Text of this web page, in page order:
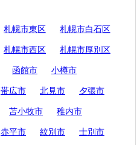
札幌市東区 札幌市白石区
札幌市西区 札幌市厚別区
函館市 小樽市
帯広市 北見市 夕張市
苫小牧市 稚内市
赤平市 紋別市 士別市